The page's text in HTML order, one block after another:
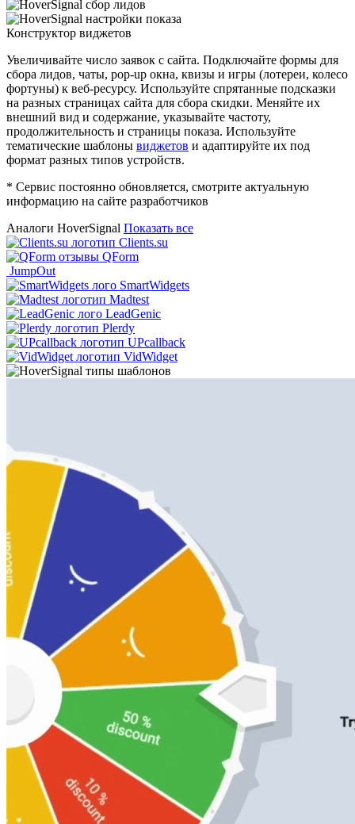
Конструктор виджетов
Увеличивайте число заявок с сайта. Подключайте формы для
сбора лидов, чаты, pop-up окна, квизы и игры (лотереи, колесо
фортуны) к веб-ресурсу. Используйте спрятанные подсказки
на разных страницах сайта для сбора скидки. Меняйте их
внешний вид и содержание, указывайте частоту,
продолжительность и страницы показа. Используйте
тематические шаблоны виджетов и адаптируйте их под
формат разных типов устройств.
* Сервис постоянно обновляется, смотрите актуальную
информацию на сайте разработчиков
Аналоги HoverSignal Показать все
Clients.su
QForm
JumpOut
SmartWidgets
Madtest
LeadGenic
Plerdy
UPcallback
VidWidget